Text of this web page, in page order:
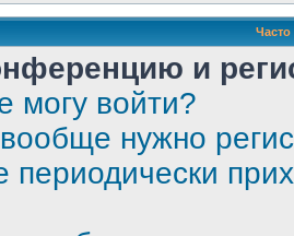
и
могу войти?
нужно